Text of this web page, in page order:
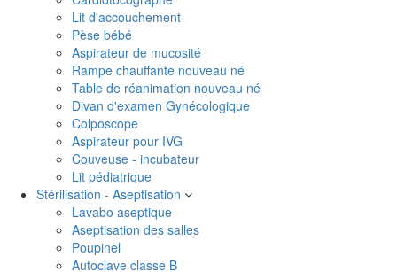
Lit d'accouchement
Pèse bébé
Aspirateur de mucosité
Rampe chauffante nouveau né
Table de réanimation nouveau né
Divan d'examen Gynécologique
Colposcope
Aspirateur pour IVG
Couveuse - incubateur
Lit pédiatrique
Stérilisation - Aseptisation
Lavabo aseptique
Aseptisation des salles
Poupinel
Autoclave classe B